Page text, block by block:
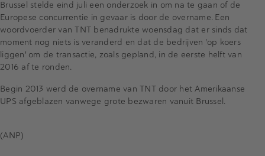
Brussel stelde eind juli een onderzoek in om na te gaan of de
Europese concurrentie in gevaar is door de overname. Een
woordvoerder van TNT benadrukte woensdag dat er sinds dat
moment nog niets is veranderd en dat de bedrijven 'op koers
liggen' om de transactie, zoals gepland, in de eerste helft van
2016 af te ronden.
Begin 2013 werd de overname van TNT door het Amerikaanse
UPS afgeblazen vanwege grote bezwaren vanuit Brussel.
(ANP)